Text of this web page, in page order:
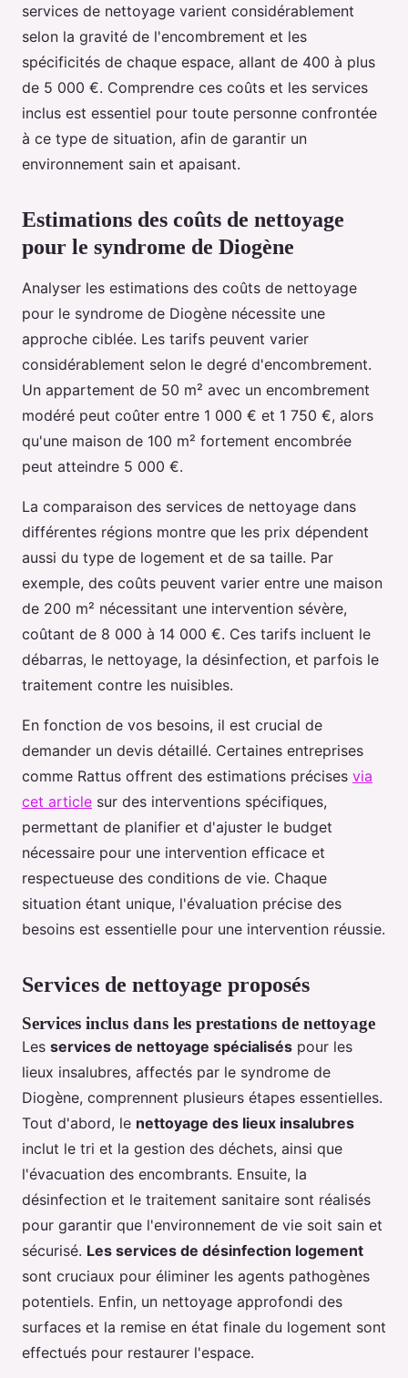
services de nettoyage varient considérablement
selon la gravité de l'encombrement et les
spécificités de chaque espace, allant de 400 à plus
de 5 000 €. Comprendre ces coûts et les services
inclus est essentiel pour toute personne confrontée
à ce type de situation, afin de garantir un
environnement sain et apaisant.
Estimations des coûts de nettoyage
pour le syndrome de Diogène
Analyser les estimations des coûts de nettoyage
pour le syndrome de Diogène nécessite une
approche ciblée. Les tarifs peuvent varier
considérablement selon le degré d'encombrement.
Un appartement de 50 m² avec un encombrement
modéré peut coûter entre 1 000 € et 1 750 €, alors
qu'une maison de 100 m² fortement encombrée
peut atteindre 5 000 €.
La comparaison des services de nettoyage dans
différentes régions montre que les prix dépendent
aussi du type de logement et de sa taille. Par
exemple, des coûts peuvent varier entre une maison
de 200 m² nécessitant une intervention sévère,
coûtant de 8 000 à 14 000 €. Ces tarifs incluent le
débarras, le nettoyage, la désinfection, et parfois le
traitement contre les nuisibles.
En fonction de vos besoins, il est crucial de
demander un devis détaillé. Certaines entreprises
comme Rattus offrent des estimations précises via
cet article sur des interventions spécifiques,
permettant de planifier et d'ajuster le budget
nécessaire pour une intervention efficace et
respectueuse des conditions de vie. Chaque
situation étant unique, l'évaluation précise des
besoins est essentielle pour une intervention réussie.
Services de nettoyage proposés
Services inclus dans les prestations de nettoyage
Les services de nettoyage spécialisés pour les
lieux insalubres, affectés par le syndrome de
Diogène, comprennent plusieurs étapes essentielles.
Tout d'abord, le nettoyage des lieux insalubres
inclut le tri et la gestion des déchets, ainsi que
l'évacuation des encombrants. Ensuite, la
désinfection et le traitement sanitaire sont réalisés
pour garantir que l'environnement de vie soit sain et
sécurisé. Les services de désinfection logement
sont cruciaux pour éliminer les agents pathogènes
potentiels. Enfin, un nettoyage approfondi des
surfaces et la remise en état finale du logement sont
effectués pour restaurer l'espace.